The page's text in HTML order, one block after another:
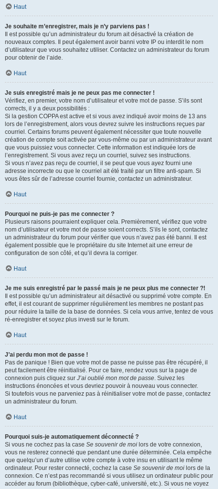
Haut
Je souhaite m’enregistrer, mais je n’y parviens pas !
Il est possible qu’un administrateur du forum ait désactivé la création de
nouveaux comptes. Il peut également avoir banni votre IP ou interdit le nom
d’utilisateur que vous souhaitez utiliser. Contactez un administrateur du forum
pour obtenir de l’aide.
Haut
Je suis enregistré mais je ne peux pas me connecter !
Vérifiez, en premier, votre nom d’utilisateur et votre mot de passe. S’ils sont
corrects, il y a deux possibilités :
Si la gestion COPPA est active et si vous avez indiqué avoir moins de 13 ans
lors de l’enregistrement, alors vous devrez suivre les instructions reçues par
courriel. Certains forums peuvent également nécessiter que toute nouvelle
création de compte soit activée par vous-même ou par un administrateur avant
que vous puissiez vous connecter. Cette information est indiquée lors de
l’enregistrement. Si vous avez reçu un courriel, suivez ses instructions.
Si vous n’avez pas reçu de courriel, il se peut que vous ayez fourni une
adresse incorrecte ou que le courriel ait été traité par un filtre anti-spam. Si
vous êtes sûr de l’adresse courriel fournie, contactez un administrateur.
Haut
Pourquoi ne puis-je pas me connecter ?
Plusieurs raisons pourraient expliquer cela. Premièrement, vérifiez que votre
nom d’utilisateur et votre mot de passe soient corrects. S’ils le sont, contactez
un administrateur du forum pour vérifier que vous n’avez pas été banni. Il est
également possible que le propriétaire du site Internet ait une erreur de
configuration de son côté, et qu’il devra la corriger.
Haut
Je me suis enregistré par le passé mais je ne peux plus me connecter ?!
Il est possible qu’un administrateur ait désactivé ou supprimé votre compte. En
effet, il est courant de supprimer régulièrement les membres ne postant pas
pour réduire la taille de la base de données. Si cela vous arrive, tentez de vous
ré-enregistrer et soyez plus investi sur le forum.
Haut
J’ai perdu mon mot de passe !
Pas de panique ! Bien que votre mot de passe ne puisse pas être récupéré, il
peut facilement être réinitialisé. Pour ce faire, rendez vous sur la page de
connexion puis cliquez sur J’ai oublié mon mot de passe . Suivez les
instructions énoncées et vous devriez pouvoir à nouveau vous connecter.
Si toutefois vous ne parveniez pas à réinitialiser votre mot de passe, contactez
un administrateur du forum.
Haut
Pourquoi suis-je automatiquement déconnecté ?
Si vous ne cochez pas la case Se souvenir de moi lors de votre connexion,
vous ne resterez connecté que pendant une durée déterminée. Cela empêche
que quelqu’un d’autre utilise votre compte à votre insu en utilisant le même
ordinateur. Pour rester connecté, cochez la case Se souvenir de moi lors de la
connexion. Ce n’est pas recommandé si vous utilisez un ordinateur public pour
accéder au forum (bibliothèque, cyber-café, université, etc.). Si vous ne voyez